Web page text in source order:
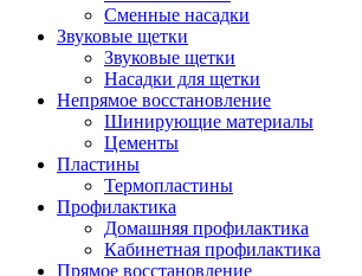
Сменные насадки
Звуковые щетки
Звуковые щетки
Насадки для щетки
Непрямое восстановление
Шинирующие материалы
Цементы
Пластины
Термопластины
Профилактика
Домашняя профилактика
Кабинетная профилактика
Прямое восстановление